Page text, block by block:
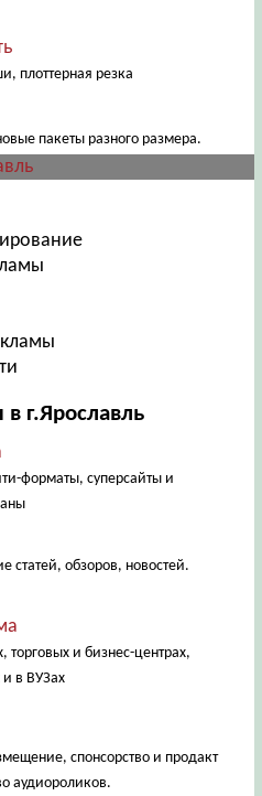
плоттерная резка
пакеты разного размера.
г.Ярославль
форматы, суперсайты и
статей, обзоров, новостей.
торговых и бизнес-центрах,
и в ВУЗах
спонсорство и продакт
аудиороликов.